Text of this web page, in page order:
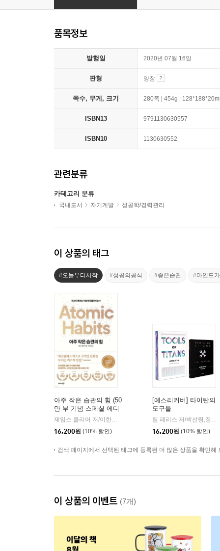
품목정보
발행일 2020년 07월 16일
판형 양장
쪽수, 무게, 크기 280쪽 | 454g |
ISBN13 9791130630557
ISBN10 1130630552
관련분류
카테고리 분류
국내도서 자기계발 성공학/경력관리
이 상품의 태그
#오늘부터시작 #성공의공식 #좋은습관 #마인드
아주 작은 습관의 힘 (50
만 부 기념 스페셜 에디
션)
제임스 클리어 저/이한이 역
비즈니스북스
16,200원 (10% 할인)
[예스리커버] 타이탄의
도구들
팀 페리스 저/박선령,정지현 공역
16,200원 (10% 할인)
검색 페이지에서 선택된 태그에 등록된 더 많은 상품을 확인해
이 상품의 이벤트 (7개)